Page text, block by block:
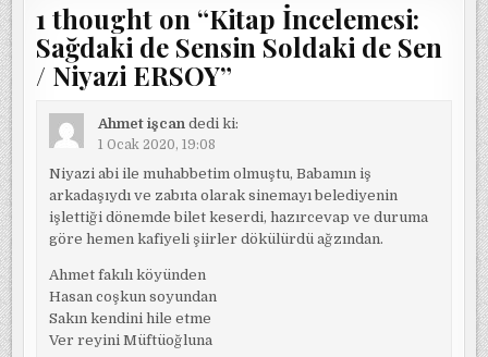
1 thought on “Kitap İncelemesi:
Sağdaki de Sensin Soldaki de Sen
/ Niyazi ERSOY”
Ahmet işcan dedi ki:
1 Ocak 2020, 19:08
Niyazi abi ile muhabbetim olmuştu, Babamın iş
arkadaşıydı ve zabıta olarak sinemayı belediyenin
işlettiği dönemde bilet keserdi, hazırcevap ve duruma
göre hemen kafiyeli şiirler dökülürdü ağzından.
Ahmet fakılı köyünden
Hasan coşkun soyundan
Sakın kendini hile etme
Ver reyini Müftüoğluna